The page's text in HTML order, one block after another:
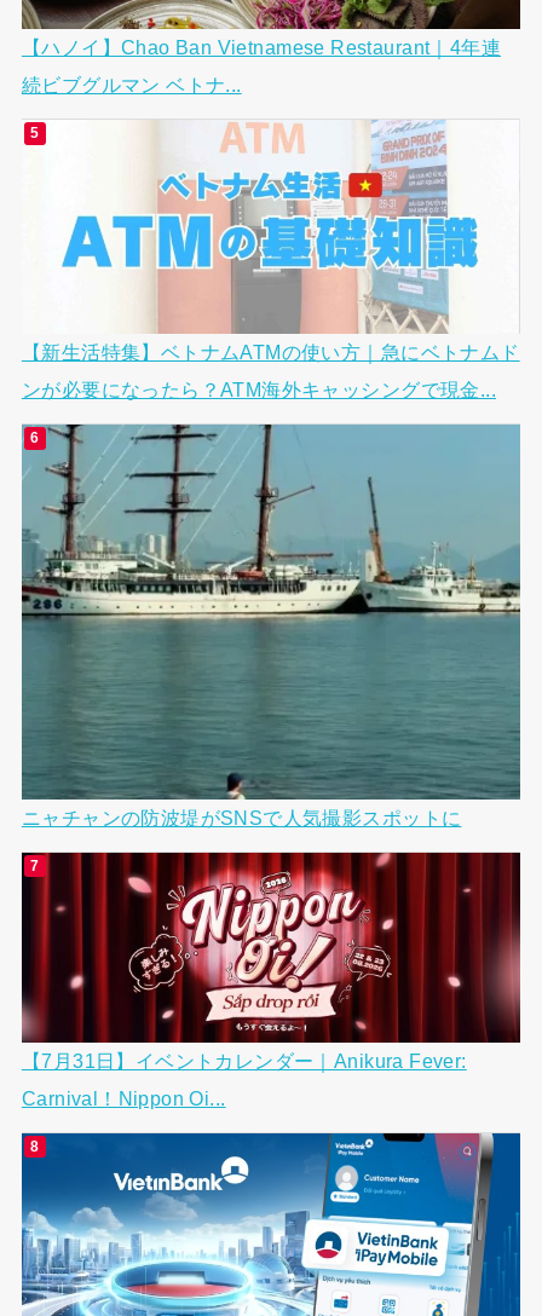
【ハノイ】Chao Ban Vietnamese Restaurant｜4年連
続ビブグルマン ベトナ...
【新生活特集】ベトナムATMの使い方｜急にベトナムド
ンが必要になったら？ATM海外キャッシングで現金...
ニャチャンの防波堤がSNSで人気撮影スポットに
【7月31日】イベントカレンダー｜Anikura Fever:
Carnival！Nippon Oi...